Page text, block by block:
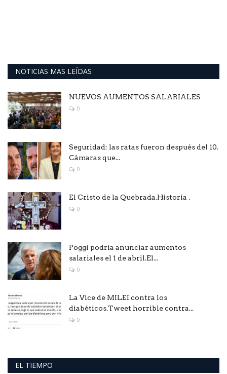
NOTICIAS MAS LEÍDAS
NUEVOS AUMENTOS SALARIALES
0
Seguridad: las ratas fueron después del 10.
Cámaras que...
0
El Cristo de la Quebrada.Historia .
0
Poggi podría anunciar aumentos
salariales el 1 de abril.El...
0
La Vice de MILEI contra los
diabéticos.Tweet horrible contra...
0
EL TIEMPO